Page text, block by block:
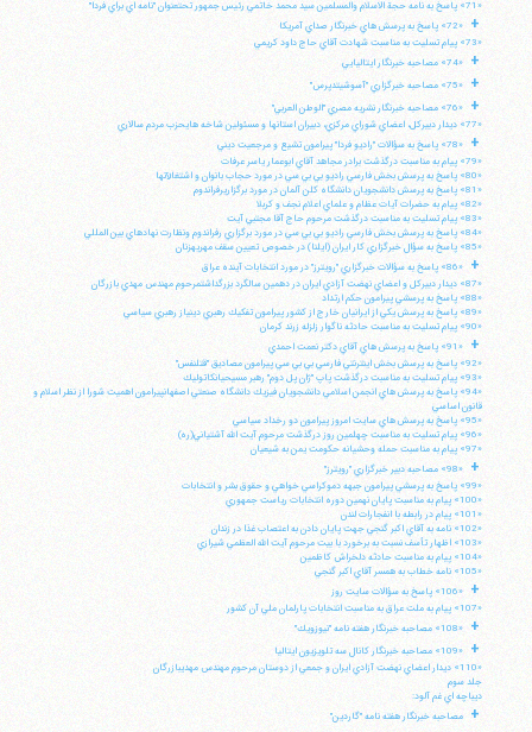
«71» پاسخ به نامه حجة الاسلام والمسلمين سيد محمد خاتمي رئيس جمهور تحتعنوان "نامه اي براي فردا"
+
«72» پاسخ به پرسش هاي خبرنگار صداي آمريكا
«73» پيام تسليت به مناسبت شهادت آقاي حاج داود كريمي
+ «74» مصاحبه خبرنگار ايتاليايي
+ «75» مصاحبه خبرگزاري "آسوشيتدپرس"
+
«76» مصاحبه خبرنگار نشريه مصري "الوطن العربي"
«77» ديدار دبيركل، اعضاي شوراي مركزي، دبيران استانها و مسئولين شاخه هايحزب مردم سالاري
+
«78» پاسخ به سؤالات "راديو فردا" پيرامون تشيع و مرجعيت ديني
«79» پيام به مناسبت درگذشت برادر مجاهد آقاي ابوعمار ياسر عرفات
«80» پاسخ به پرسش بخش فارسي راديو بي بي سي در مورد حجاب بانوان و اشتغالآنها
«81» پاسخ به پرسش دانشجويان دانشگاه كلن آلمان در مورد برگزاريرفراندوم
«82» پيام به حضرات آيات عظام و علماي اعلام نجف و كربلا
«83» پيام تسليت به مناسبت درگذشت مرحوم حاج آقا مجتبي آيت
«84» پاسخ به پرسش بخش فارسي راديو بي بي سي در مورد برگزاري رفراندوم ونظارت نهادهاي بين المللي
«85» پاسخ به سؤال خبرگزاري كار ايران (ايلنا) در خصوص تعيين سقف مهريهزنان
+
«86» پاسخ به سؤالات خبرگزاري "رويترز" در مورد انتخابات آينده عراق
«87» ديدار دبيركل و اعضاي نهضت آزادي ايران در دهمين سالگرد بزرگداشتمرحوم مهندس مهدي بازرگان
«88» پاسخ به پرسشي پيرامون حكم ارتداد
«89» پاسخ به پرسش يكي از ايرانيان خارج از كشور پيرامون تفكيك رهبري دينياز رهبري سياسي
«90» پيام تسليت به مناسبت حادثه ناگوار زلزله زرند كرمان
+
«91» پاسخ به پرسش هاي آقاي دكتر نعمت احمدي
«92» پاسخ به پرسش بخش اينترنتي فارسي بي بي سي پيرامون مصاديق "قتلنفس"
«93» پيام تسليت به مناسبت درگذشت پاپ "ژان پل دوم" رهبر مسيحيانكاتوليك
«94» پاسخ به پرسش هاي انجمن اسلامي دانشجويان فيزيك دانشگاه صنعتي اصفهانپيرامون اهميت شورا از نظر اسلام و
قانون اساسي
«95» پاسخ به پرسش هاي سايت امروز پيرامون دو رخداد سياسي
«96» پيام تسليت به مناسبت چهلمين روز درگذشت مرحوم آيت الله آشتياني(ره)
«97» پيام به مناسبت حمله وحشيانه حكومت يمن به شيعيان
+
«98» مصاحبه دبير خبرگزاري "رويترز"
«99» پاسخ به پرسشي پيرامون جبهه دموكراسي خواهي و حقوق بشر و انتخابات
«100» پيام به مناسبت پايان نهمين دوره انتخابات رياست جمهوري
«101» پيام در رابطه با انفجارات لندن
«102» نامه به آقاي اكبر گنجي جهت پايان دادن به اعتصاب غذا در زندان
«103» اظهار تأسف نسبت به برخورد با بيت مرحوم آيت الله العظمي شيرازي
«104» پيام به مناسبت حادثه دلخراش كاظمين
«105» نامه خطاب به همسر آقاي اكبر گنجي
+
«106» پاسخ به سؤالات سايت روز
«107» پيام به ملت عراق به مناسبت انتخابات پارلمان ملي آن كشور
+ «108» مصاحبه خبرنگار هفته نامه "نيوزويك"
+
«109» مصاحبه خبرنگار كانال سه تلويزيون ايتاليا
«110» ديدار اعضاي نهضت آزادي ايران و جمعي از دوستان مرحوم مهندس مهديبازرگان
جلد سوم
ديباچه اي غم آلود:
+ مصاحبه خبرنگار هفته نامه "گاردين"